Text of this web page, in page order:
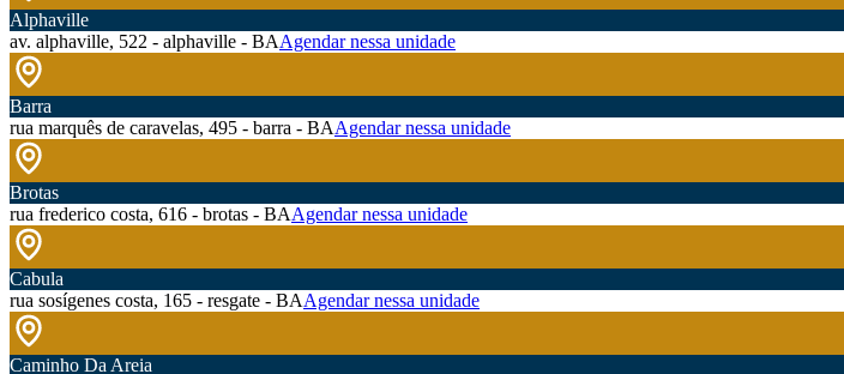
Alphaville
av. alphaville, 522 - alphaville - BAAgendar nessa unidade
Barra
rua marquês de caravelas, 495 - barra - BAAgendar nessa unidade
Brotas
rua frederico costa, 616 - brotas - BAAgendar nessa unidade
Cabula
rua sosígenes costa, 165 - resgate - BAAgendar nessa unidade
Caminho Da Areia